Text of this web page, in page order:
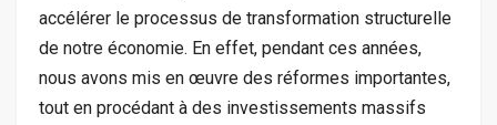
accélérer le processus de transformation structurelle
de notre économie. En effet, pendant ces années,
nous avons mis en œuvre des réformes importantes,
tout en procédant à des investissements massifs